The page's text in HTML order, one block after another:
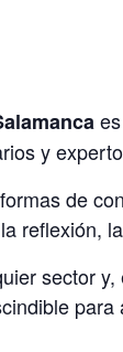
y
de
reflexión,
sector